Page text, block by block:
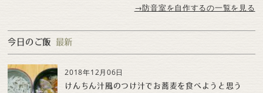
→防音室を自作するの一覧を見る
今日のご飯 最新
2018年12月06日
けんちん汁風のつけ汁でお蕎麦を食べようと思う